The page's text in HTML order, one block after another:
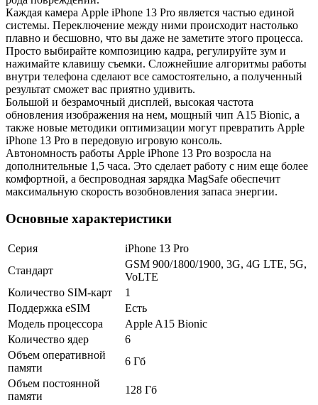
Каждая камера Apple iPhone 13 Pro является частью единой
системы. Переключение между ними происходит настолько
плавно и бесшовно, что вы даже не заметите этого процесса.
Просто выбирайте композицию кадра, регулируйте зум и
нажимайте клавишу съемки. Сложнейшие алгоритмы работы
внутри телефона сделают все самостоятельно, а полученный
результат сможет вас приятно удивить.
Большой и безрамочный дисплей, высокая частота
обновления изображения на нем, мощный чип A15 Bionic, а
также новые методики оптимизации могут превратить Apple
iPhone 13 Pro в передовую игровую консоль.
Автономность работы Apple iPhone 13 Pro возросла на
дополнительные 1,5 часа. Это сделает работу с ним еще более
комфортной, а беспроводная зарядка MagSafe обеспечит
максимальную скорость возобновления запаса энергии.
Основные характеристики
Серия
iPhone 13 Pro
Стандарт
GSM 900/1800/1900, 3G, 4G LTE, 5G,
VoLTE
Количество SIM-карт
1
Поддержка eSIM
Есть
Модель процессора
Apple A15 Bionic
Количество ядер
6
Объем оперативной
памяти
6 Гб
Объем постоянной
памяти
128 Гб